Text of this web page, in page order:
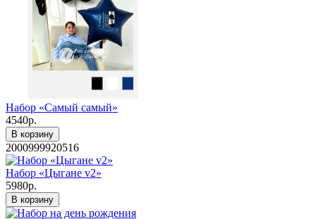
Набор «Самый самый»
4540р.
В корзину
2000999920516
Набор «Цыгане v2»
5980р.
В корзину